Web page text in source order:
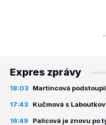
Expres zprávy
18:03 Martincová
17:43 Kučmová s
16:49 Palicová je znovu po